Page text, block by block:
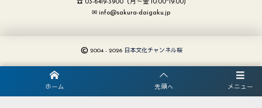
メニュー
ホーム 先頭へ
☎ 03-6419-3900（月～金 10:00~19:00)
✉ info@sakura-daigaku.jp
©2004 - 2026 日本文化チャンネル桜